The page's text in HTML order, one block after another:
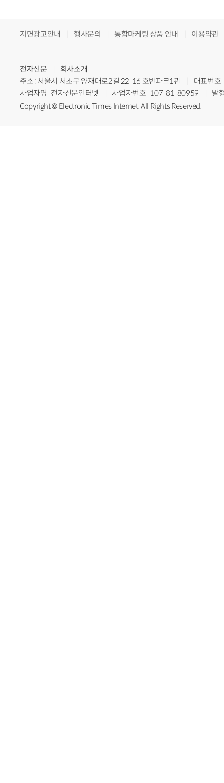
지면광고안내 행사문의 통합마케팅 상품 안내 이용약관
전자신문
회사소개
주소 : 서울시 서초구 양재대로2길 22-16 호반파크1관
대표번
사업자명 : 전자신문인터넷
사업자번호 : 107-81-80959
발
Copyright © Electronic Times Internet. All Rights Reserved.